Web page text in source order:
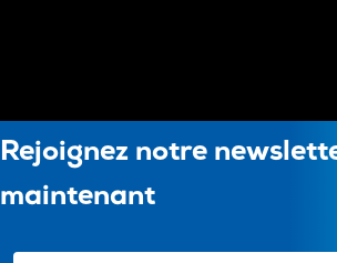
Rejoignez notre
maintenant